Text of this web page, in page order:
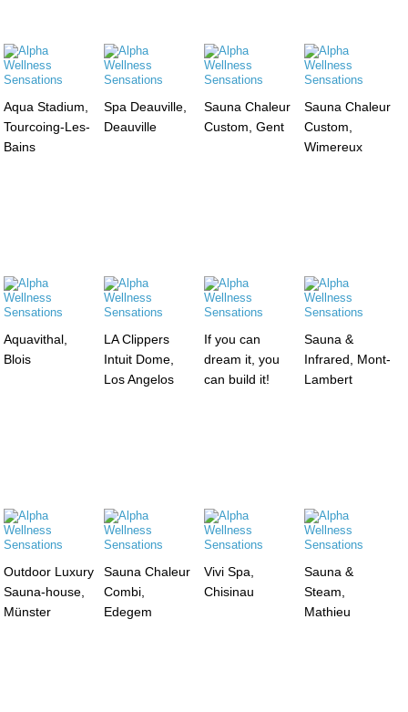
Aqua Stadium,
Tourcoing-Les-
Bains
Spa Deauville,
Deauville
Sauna Chaleur
Custom, Gent
Sauna Chaleur
Custom,
Wimereux
Aquavithal,
Blois
LA Clippers
Intuit Dome,
Los Angelos
If you can
dream it, you
can build it!
Sauna &
Infrared, Mont-
Lambert
Outdoor Luxury
Sauna-house,
Münster
Sauna Chaleur
Combi,
Edegem
Vivi Spa,
Chisinau
Sauna &
Steam,
Mathieu